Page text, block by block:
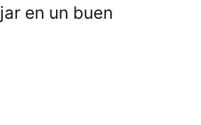
en un buen